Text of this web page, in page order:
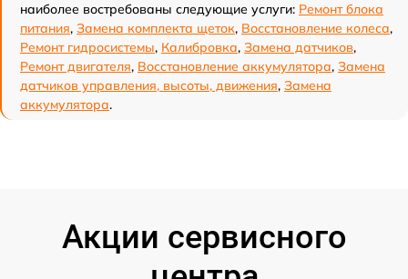
наиболее востребованы следующие услуги: Ремонт блока
питания, Замена комплекта щеток, Восстановление колеса,
Ремонт гидросистемы, Калибровка, Замена датчиков,
Ремонт двигателя, Восстановление аккумулятора, Замена
датчиков управления, высоты, движения, Замена
аккумулятора.
Акции сервисного